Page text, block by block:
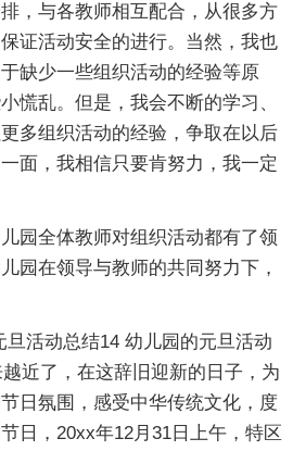
，与各教师相互配合，从很多方
证活动安全的进行。当然，我也
缺少一些组织活动的经验等原
慌乱。但是，我会不断的学习、
多组织活动的经验，争取在以后
面，我相信只要肯努力，我一定
园全体教师对组织活动都有了领
园在领导与教师的共同努力下，
近了，在这辞旧迎新的日子，为
日氛围，感受中华传统文化，度
日，20xx年12月31日上午，特区
旦活动总结14 幼儿园的元旦活动